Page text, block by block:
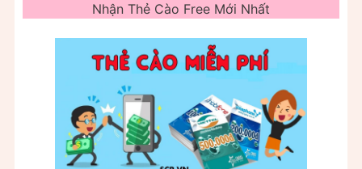
Nhận Thẻ Cào Free Mới Nhất